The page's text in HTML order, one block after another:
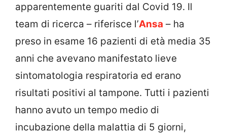
apparentemente guariti dal Covid 19. Il
team di ricerca – riferisce l’Ansa – ha
preso in esame 16 pazienti di età media 35
anni che avevano manifestato lieve
sintomatologia respiratoria ed erano
risultati positivi al tampone. Tutti i pazienti
hanno avuto un tempo medio di
incubazione della malattia di 5 giorni,